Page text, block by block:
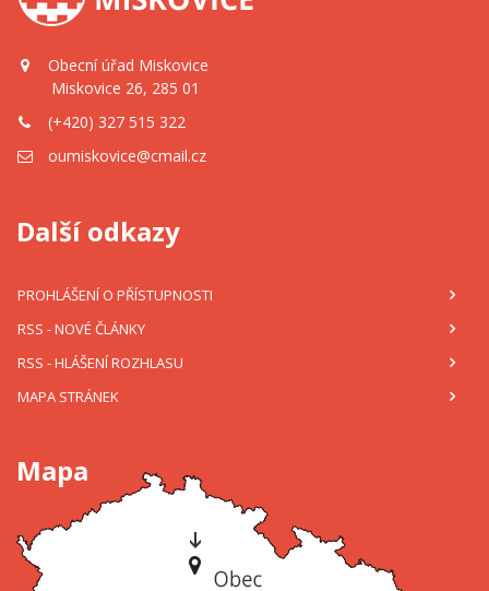
Obecní úřad Miskovice
Miskovice 26, 285 01
(+420) 327 515 322
oumiskovice@cmail.cz
Další odkazy
PROHLÁŠENÍ O PŘÍSTUPNOSTI
RSS - NOVÉ ČLÁNKY
RSS - HLÁŠENÍ ROZHLASU
MAPA STRÁNEK
Mapa